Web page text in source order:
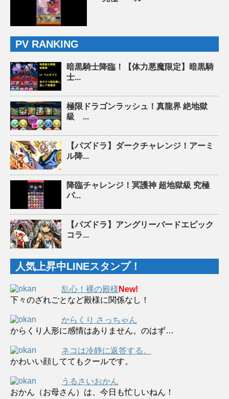
PV RANKING
暗黒騎士降臨！【体力悪魔限定】暗黒騎
士...
極限ドラゴンラッシュ！真龍界 絶地獄
級 ...
【パズドラ】ダークチャレンジ！アーミ
ル降...
降臨チャレンジ！冥護神 超地獄級 究極
パ...
【パズドラ】アングリーバードエピック
コラ...
人気上昇中LINEスタンプ！
乱心！裸の殿様 New!
下々のざれごとなど殿様に関係なし！
からくり さっちゃん
からくり人形に感情はありません。のはず…
ネコは冷静に返答する。
かわいい顔しててもクールです。
うるさいおかん
おかん（お母さん）は、今日も忙しいねん！